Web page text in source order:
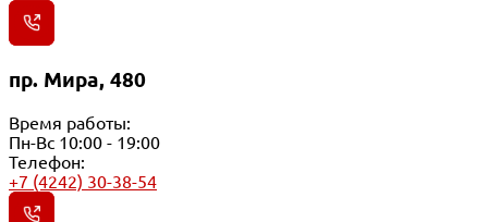
пр. Мира, 480
Время работы:
Пн-Вс 10:00 - 19:00
Телефон:
+7 (4242) 30-38-54